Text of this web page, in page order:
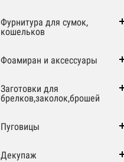
Фурнитура для сумок,
кошельков
Фоамиран и аксессуары
Заготовки для
брелков,заколок,брошей
Пуговицы
Декупаж